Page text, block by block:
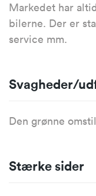
Markedet har
bilerne. Der er
service mm.
Svagheder/
Den grønne
Stærke sider